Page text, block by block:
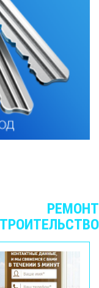
РЕМОНТ